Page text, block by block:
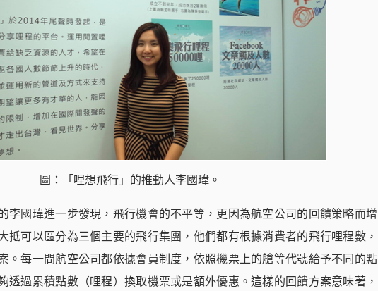
圖：「哩想飛行」的推動人李國瑋。
李國瑋進一步發現，飛行機會的不平等，更因為航空公司的回饋策略而增
抵可以區分為三個主要的飛行集團，他們都有根據消費者的飛行哩程數，
。每一間航空公司都依據會員制度，依照機票上的艙等代號給予不同的點
透過累積點數（哩程）換取機票或是額外優惠。這樣的回饋方案意味著，